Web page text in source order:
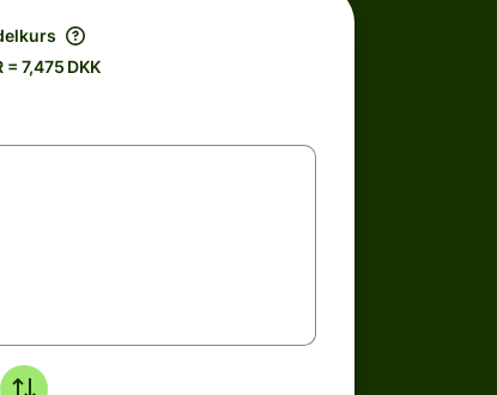
= 7,475 DKK